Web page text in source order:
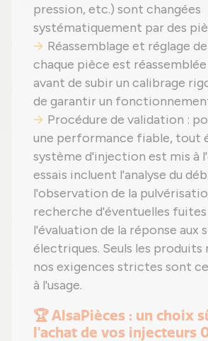
pression, etc.) sont changées
systématiquement par des
Réassemblage et réglage
chaque pièce est
avant de subir un calibrage
de garantir un
Procédure de validation :
une performance fiable, tout
système d'injection est mis à
essais incluent l'analyse du
l'observation de la
recherche d'éventuelles
l'évaluation de la réponse aux
électriques. Seuls les produits
nos exigences strictes sont
à l'usage.
🏆 AlsaPièces : un choix
l'achat de vos injecteurs